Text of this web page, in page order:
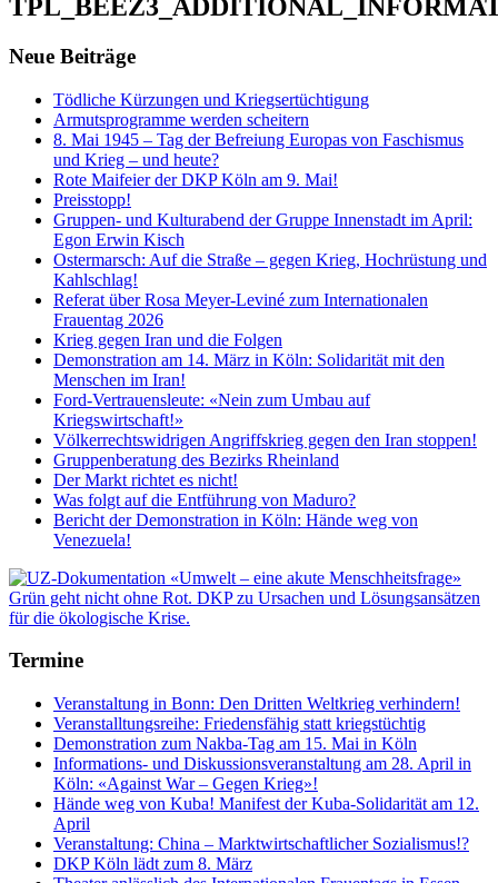
Neue Beiträge
Tödliche Kürzungen und Kriegsertüchtigung
Armutsprogramme werden scheitern
8. Mai 1945 – Tag der Befreiung Europas von Faschismus
und Krieg – und heute?
Rote Maifeier der DKP Köln am 9. Mai!
Preisstopp!
Gruppen- und Kulturabend der Gruppe Innenstadt im April:
Egon Erwin Kisch
Ostermarsch: Auf die Straße – gegen Krieg, Hochrüstung und
Kahlschlag!
Referat über Rosa Meyer-Leviné zum Internationalen
Frauentag 2026
Krieg gegen Iran und die Folgen
Demonstration am 14. März in Köln: Solidarität mit den
Menschen im Iran!
Ford-Vertrauensleute: «Nein zum Umbau auf
Kriegswirtschaft!»
Völkerrechtswidrigen Angriffskrieg gegen den Iran stoppen!
Gruppenberatung des Bezirks Rheinland
Der Markt richtet es nicht!
Was folgt auf die Entführung von Maduro?
Bericht der Demonstration in Köln: Hände weg von
Venezuela!
Termine
Veranstaltung in Bonn: Den Dritten Weltkrieg verhindern!
Veranstalltungsreihe: Friedensfähig statt kriegstüchtig
Demonstration zum Nakba-Tag am 15. Mai in Köln
Informations- und Diskussionsveranstaltung am 28. April in
Köln: «Against War – Gegen Krieg»!
Hände weg von Kuba! Manifest der Kuba-Solidarität am 12.
April
Veranstaltung: China – Marktwirtschaftlicher Sozialismus!?
DKP Köln lädt zum 8. März